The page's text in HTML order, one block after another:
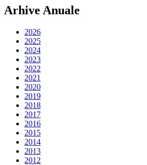
Arhive Anuale
2026
2025
2024
2023
2022
2021
2020
2019
2018
2017
2016
2015
2014
2013
2012